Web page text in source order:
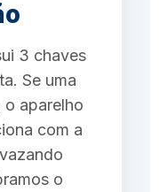
3 chaves
Se uma
o aparelho
com a
o